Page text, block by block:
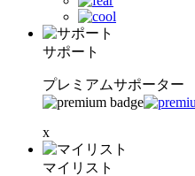
サポート
プレミアムサポーター
x
マイリスト